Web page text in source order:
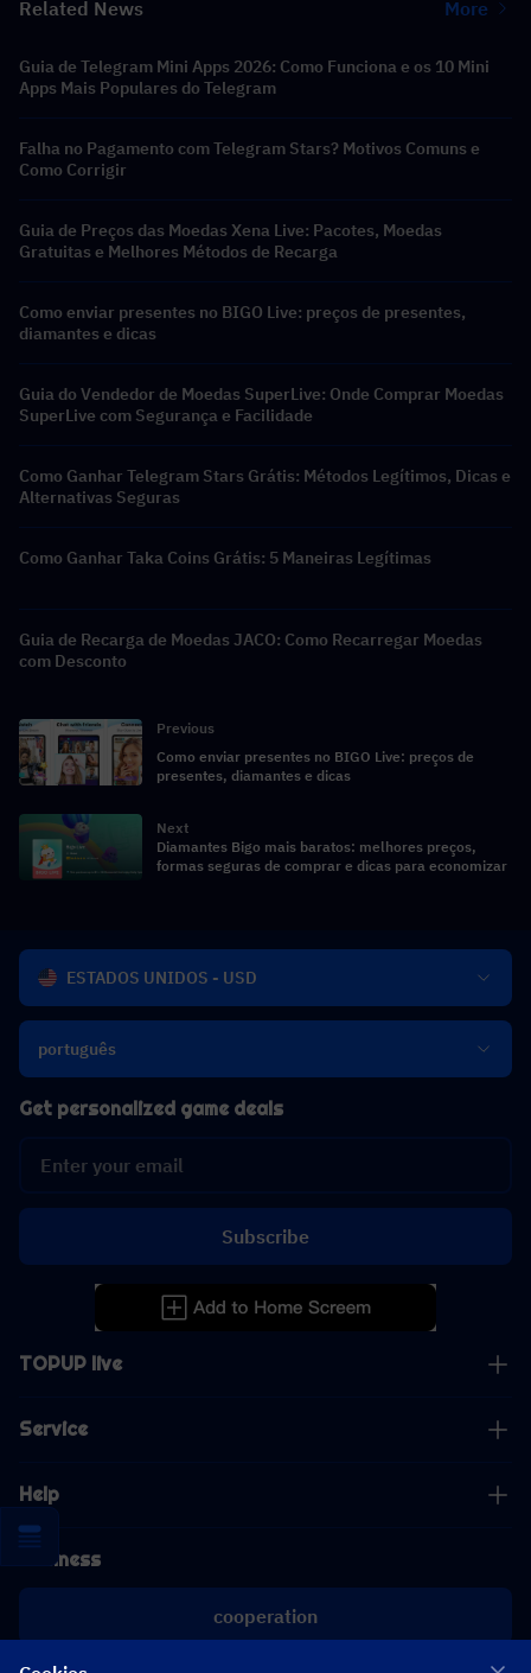
Related News More
Guia de Telegram Mini Apps 2026: Como Funciona e os 10 Mini
Apps Mais Populares do Telegram
Falha no Pagamento com Telegram Stars? Motivos Comuns e
Como Corrigir
Guia de Preços das Moedas Xena Live: Pacotes, Moedas
Gratuitas e Melhores Métodos de Recarga
Como enviar presentes no BIGO Live: preços de presentes,
diamantes e dicas
Guia do Vendedor de Moedas SuperLive: Onde Comprar Moedas
SuperLive com Segurança e Facilidade
Como Ganhar Telegram Stars Grátis: Métodos Legítimos, Dicas e
Alternativas Seguras
Como Ganhar Taka Coins Grátis: 5 Maneiras Legítimas
Guia de Recarga de Moedas JACO: Como Recarregar Moedas
com Desconto
Previous
Como enviar presentes no BIGO Live: preços de
presentes, diamantes e dicas
Next
Diamantes Bigo mais baratos: melhores preços,
formas seguras de comprar e dicas para economizar
ESTADOS UNIDOS - USD
português
TOPUP live
Service
Help
Business
cooperation
Get personalized game deals
Subscribe